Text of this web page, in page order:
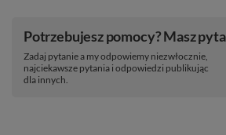
Potrzebujesz pomocy? Masz
Zadaj pytanie a my odpowiemy niezwłocznie,
najciekawsze pytania i odpowiedzi publikując
dla innych.